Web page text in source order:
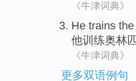
《牛津词典》
He trains
他训练奥林
《牛津词典》
更多双语例句